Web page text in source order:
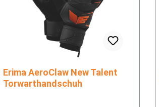
Erima AeroClaw New Talent
Torwarthandschuh